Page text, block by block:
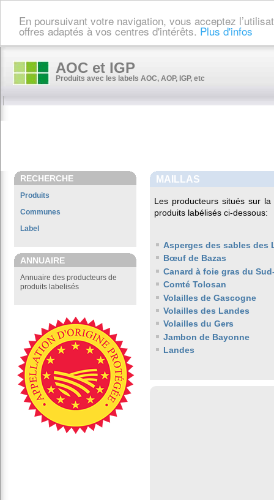
En poursuivant votre navigation, vous acceptez
offres adaptés à vos centres d'intérêts. Plus d'infos
AOC et IGP
Produits avec les labels AOC, AOP, IGP, etc
RECHERCHE
Produits
Communes
Label
ANNUAIRE
Annuaire des producteurs de
produits labelisés
MAILLAS
Les producteurs situés sur
produits labélisés ci-dessous:
Asperges des sables des
Bœuf de Bazas
Canard à foie gras du
Comté Tolosan
Volailles de Gascogne
Volailles des Landes
Volailles du Gers
Jambon de Bayonne
Landes